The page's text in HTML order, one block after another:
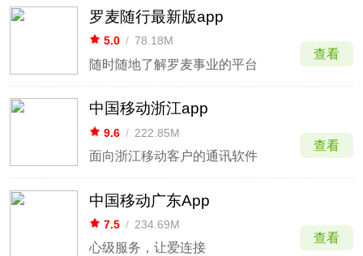
罗麦随行最新版app
5.0 / 78.18M
随时随地了解罗麦事业的平台
查看
中国移动浙江app
9.6 / 222.85M
面向浙江移动客户的通讯软件
查看
中国移动广东App
7.5 / 234.69M
心级服务，让爱连接
查看